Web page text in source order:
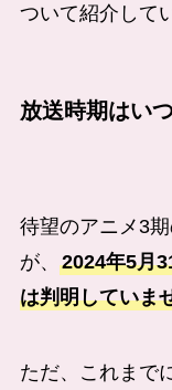
ついて紹介して
放送時期はい
待望のアニメ3
が、 2024年5月
は判明していま
ただ、これまで